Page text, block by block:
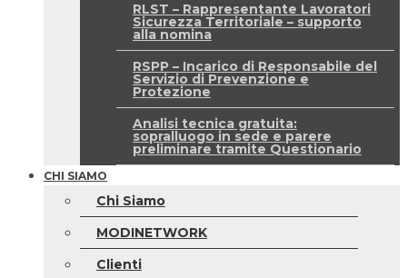
RLST – Rappresentante Lavoratori
Sicurezza Territoriale – supporto
alla nomina
RSPP – Incarico di Responsabile del
Servizio di Prevenzione e
Protezione
Analisi tecnica gratuita:
sopralluogo in sede e parere
preliminare tramite Questionario
CHI SIAMO
Chi Siamo
MODINETWORK
Clienti